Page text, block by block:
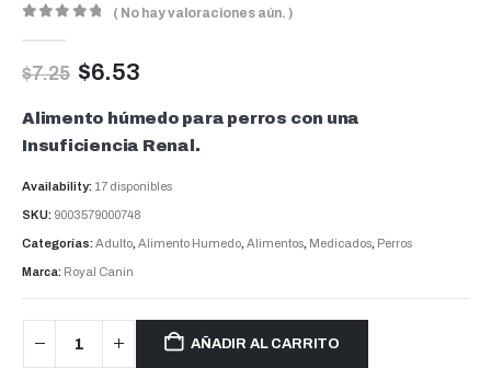
( No hay valoraciones aún. )
$7.25 $6.53
Alimento húmedo para perros con una
Insuficiencia Renal.
Availability: 17 disponibles
SKU: 9003579000748
Categorías:Adulto, Alimento Humedo, Alimentos, Medicados, Perros
Marca: Royal Canin
AÑADIR AL CARRITO